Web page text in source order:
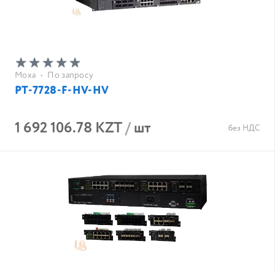
Moxa • По запросу
PT-7728-F-HV-HV
1 692 106.78 KZT/шт без НДС